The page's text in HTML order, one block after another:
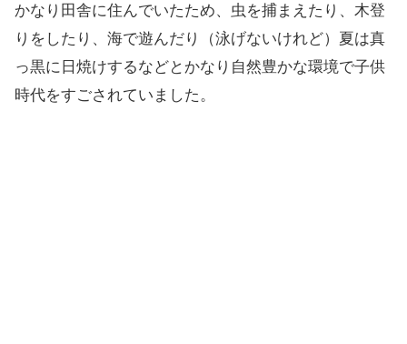
かなり田舎に住んでいたため、虫を捕まえたり、木登
りをしたり、海で遊んだり（泳げないけれど）夏は真
っ黒に日焼けするなどとかなり自然豊かな環境で子供
時代をすごされていました。